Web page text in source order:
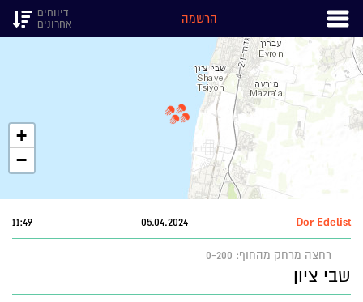
הרשמה
דיווחים
אחרונים
+
−
Dor Edelist
05.04.2024
11:49
רחצה מרחק מהחוף: 0-200
שבי ציון